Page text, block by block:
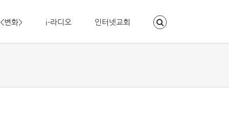
변화> i-라디오 인터넷교회